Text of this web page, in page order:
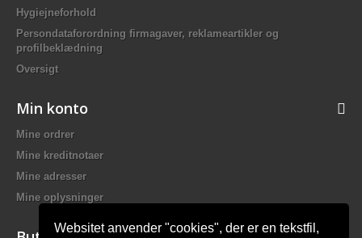
Websitet anvender "cookies", der er en tekstfil,
Hygiejneforhold
Persondataforordning firmagaver, reklameartikler og
profilbeklædning
Oversigt
Min konto
Mine ordrer
Mine kreditnotaer
Mine adresser
Mine oplysninger